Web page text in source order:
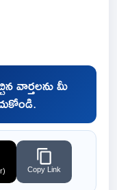
వార్తలను మీ
Copy Link